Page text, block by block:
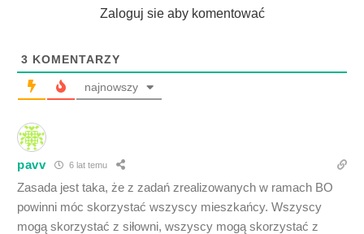
Zaloguj sie aby komentować
3 KOMENTARZY
najnowszy
pavv 6 lat temu
Zasada jest taka, że z zadań zrealizowanych w ramach BO
powinni móc skorzystać wszyscy mieszkańcy. Wszyscy
mogą skorzystać z siłowni, wszyscy mogą skorzystać z